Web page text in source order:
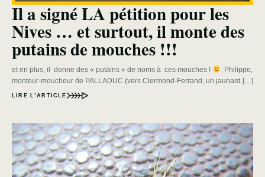
Il a signé LA pétition pour les
Nives … et surtout, il monte des
putains de mouches !!!
et en plus, il donne des « putains » de noms à ces mouches !
Philippe,
monteur-moucheur de PALLADUC (vers Clermond-Ferrand, un jaunard […]
LIRE L’ARTICLE